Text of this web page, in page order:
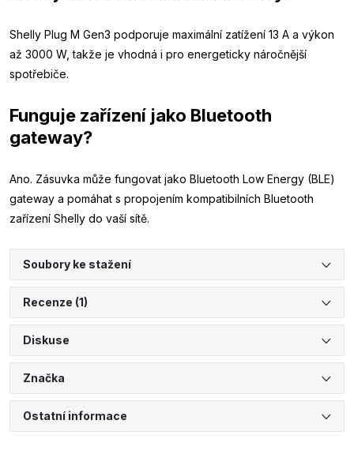
Shelly Plug M Gen3 podporuje maximální zatížení 13 A a výkon
až 3000 W, takže je vhodná i pro energeticky náročnější
spotřebiče.
Funguje zařízení jako Bluetooth
gateway?
Ano. Zásuvka může fungovat jako Bluetooth Low Energy (BLE)
gateway a pomáhat s propojením kompatibilních Bluetooth
zařízení Shelly do vaší sítě.
Soubory ke stažení
Recenze (1)
Diskuse
Značka
Ostatní informace